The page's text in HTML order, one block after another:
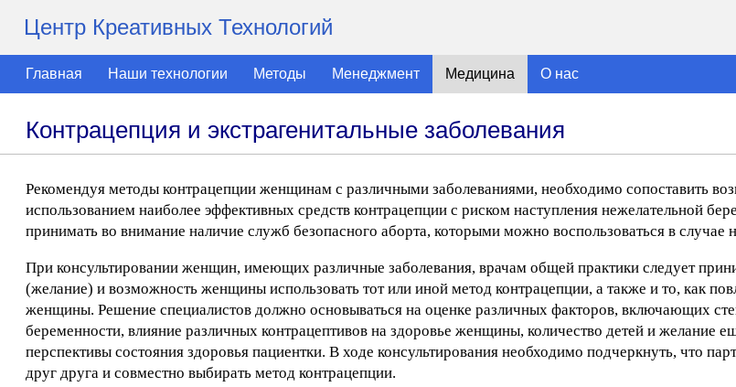
Центр Креативных Технологий
Главная Наши технологии Методы Менеджмент Медицина О нас
Контрацепция и экстрагенитальные заболевания
Рекомендуя методы контрацепции женщинам с различными заболеваниями, необходимо сопоставить
использованием наиболее эффективных средств контрацепции с риском наступления нежелательной
принимать во внимание наличие служб безопасного аборта, которыми можно воспользоваться в случае
При консультировании женщин, имеющих различные заболевания, врачам общей практики следует
(желание) и возможность женщины использовать тот или иной метод контрацепции, а также и то, как
женщины. Решение специалистов должно основываться на оценке различных факторов, включающих
беременности, влияние различных контрацептивов на здоровье женщины, количество детей и желание
перспективы состояния здоровья пациентки. В ходе консультирования необходимо подчеркнуть, что
друг друга и совместно выбирать метод контрацепции.